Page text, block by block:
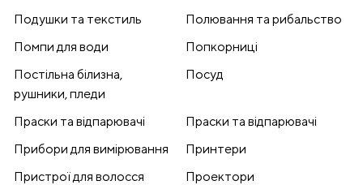
Подушки та текстиль
Полювання та рибальство
Помпи для води
Попкорниці
Постільна білизна,
рушники, пледи
Посуд
Праски та відпарювачі
Праски та відпарювачі
Прибори для вимірювання
Принтери
Пристрої для волосся
Проектори